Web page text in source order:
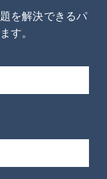
を解決できるパ
す。